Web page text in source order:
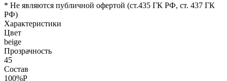
* Не являются публичной офертой (ст.435 ГК РФ, cт. 437 ГК
РФ)
Характеристики
Цвет
beige
Прозрачность
45
Состав
100%P